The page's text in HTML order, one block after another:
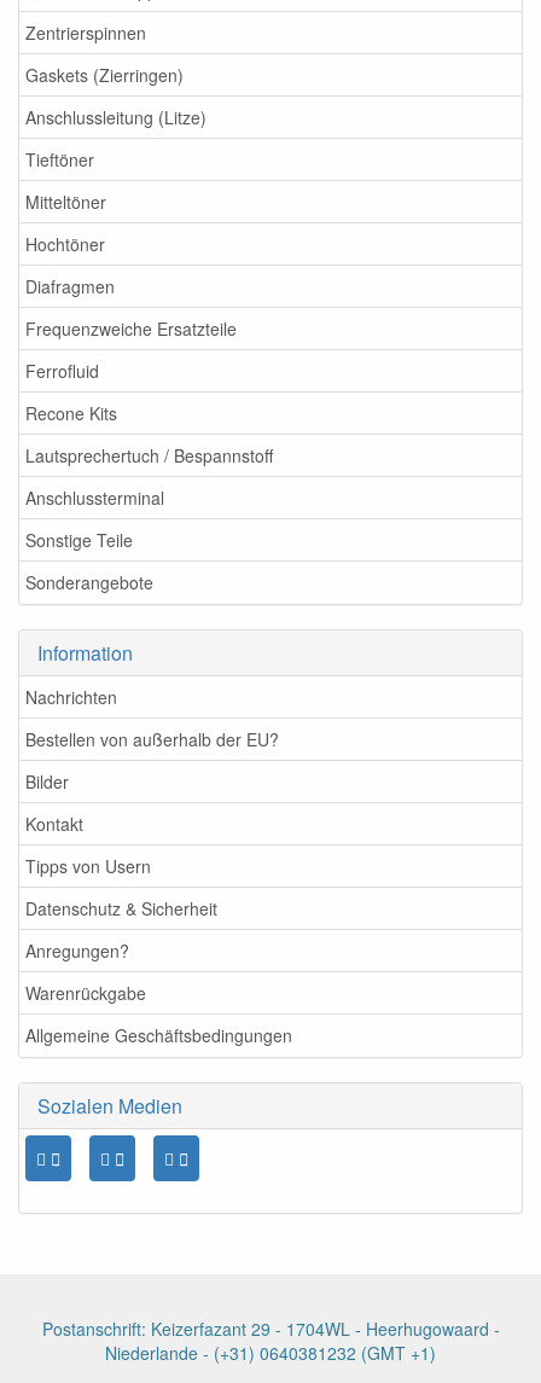
Zentrierspinnen
Gaskets (Zierringen)
Anschlussleitung (Litze)
Tieftöner
Mitteltöner
Hochtöner
Diafragmen
Frequenzweiche Ersatzteile
Ferrofluid
Recone Kits
Lautsprechertuch / Bespannstoff
Anschlussterminal
Sonstige Teile
Sonderangebote
Information
Nachrichten
Bestellen von außerhalb der EU?
Bilder
Kontakt
Tipps von Usern
Datenschutz & Sicherheit
Anregungen?
Warenrückgabe
Allgemeine Geschäftsbedingungen
Sozialen Medien
Postanschrift: Keizerfazant 29 - 1704WL - Heerhugowaard -
Niederlande - (+31) 0640381232 (GMT +1)